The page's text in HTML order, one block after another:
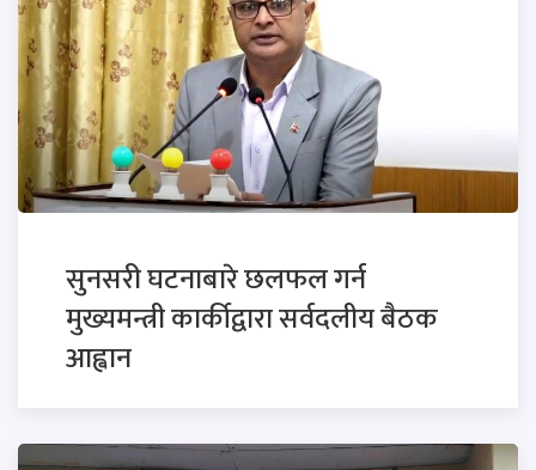
सुनसरी घटनाबारे छलफल गर्न
मुख्यमन्त्री कार्कीद्वारा सर्वदलीय बैठक
आह्वान